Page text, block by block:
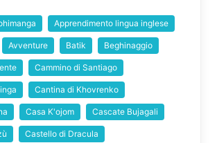
Apprendimento lingua inglese
Avventure Batik Beghinaggio
Cammino di Santiago
Cantina di Khovrenko
Casa K'ojom Cascate Bujagali
Castello di Dracula